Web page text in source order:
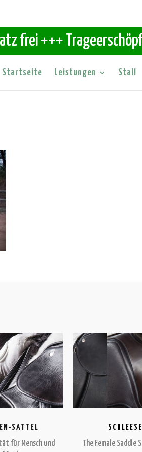
frei +++
Startseite Leistungen Stall
SATTEL
für Mensch und
SCHLEESE
The Female Saddle